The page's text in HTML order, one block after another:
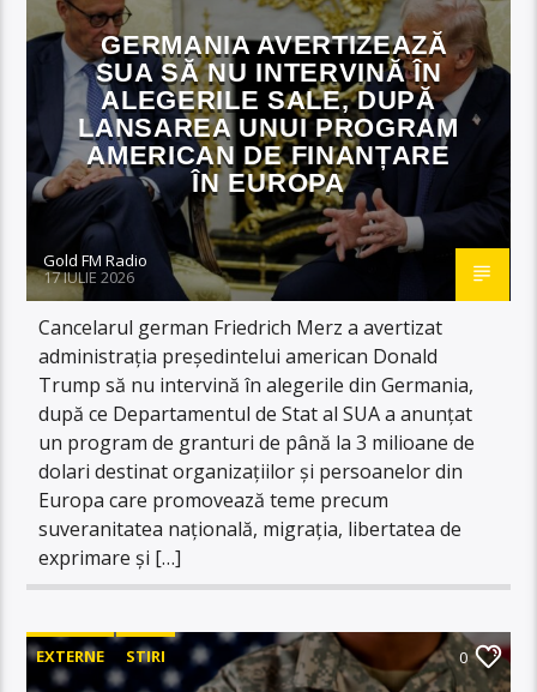
GERMANIA AVERTIZEAZĂ
SUA SĂ NU INTERVINĂ ÎN
ALEGERILE SALE, DUPĂ
LANSAREA UNUI PROGRAM
AMERICAN DE FINANȚARE
ÎN EUROPA
Gold FM Radio
17 IULIE 2026
Cancelarul german Friedrich Merz a avertizat
administrația președintelui american Donald
Trump să nu intervină în alegerile din Germania,
după ce Departamentul de Stat al SUA a anunțat
un program de granturi de până la 3 milioane de
dolari destinat organizațiilor și persoanelor din
Europa care promovează teme precum
suveranitatea națională, migrația, libertatea de
exprimare și […]
EXTERNE STIRI 0